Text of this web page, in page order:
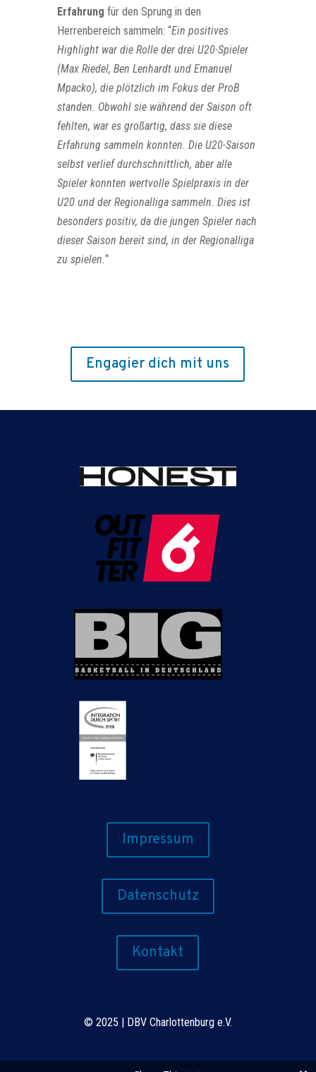
Erfahrung für den Sprung in den
Herrenbereich sammeln: “Ein positives
Highlight war die Rolle der drei U20-Spieler
(Max Riedel, Ben Lenhardt und Emanuel
Mpacko), die plötzlich im Fokus der ProB
standen. Obwohl sie während der Saison oft
fehlten, war es großartig, dass sie diese
Erfahrung sammeln konnten. Die U20-Saison
selbst verlief durchschnittlich, aber alle
Spieler konnten wertvolle Spielpraxis in der
U20 und der Regionalliga sammeln. Dies ist
besonders positiv, da die jungen Spieler nach
dieser Saison bereit sind, in der Regionalliga
zu spielen.“
Engagier dich mit uns
Impressum
Datenschutz
Kontakt
© 2025 | DBV Charlottenburg e.V.